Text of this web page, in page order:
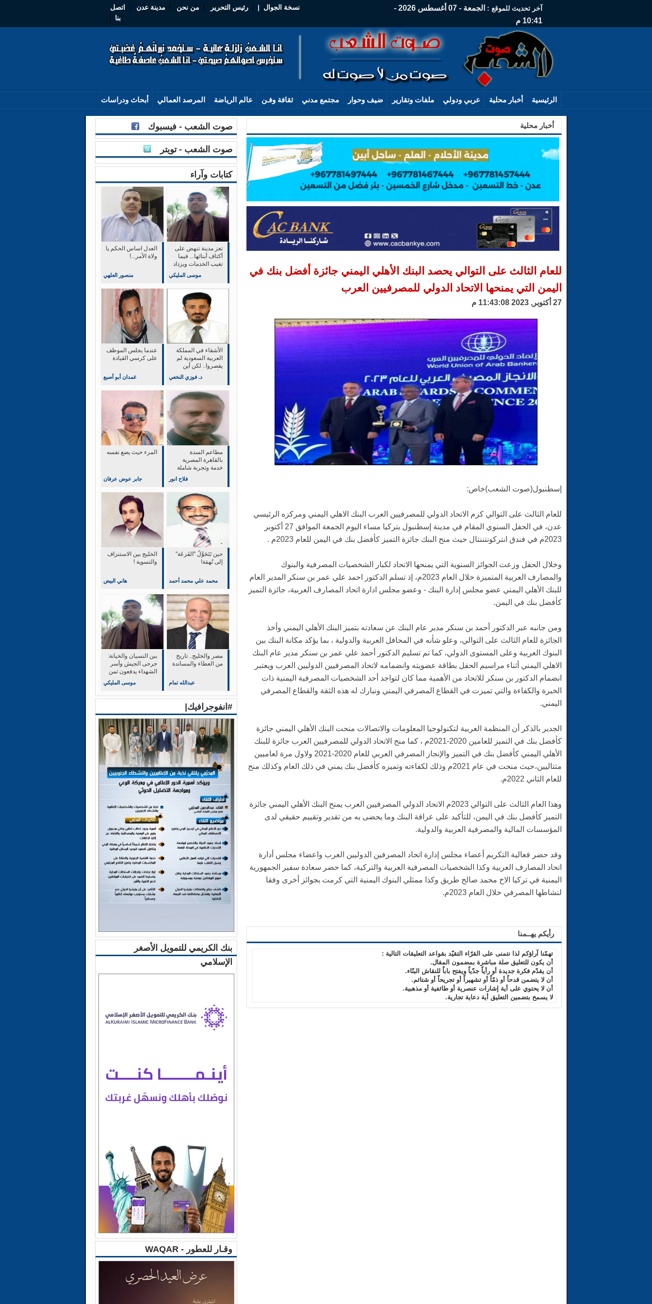
آخر تحديث للموقع :
الجمعة - 07 أغسطس 2026 -
10:41 م
نسخة الجوال | رئيس التحرير من نحن مدينة عدن
اتصل
بنا
الرئيسية أخبار محلية عربي ودولي ملفات وتقارير ضيف وحوار مجتمع مدني ثقافة وفـن عالم الرياضة المرصد العمالي أبحاث ودراسات
صوت الشعب - فيسبوك
صوت الشعب - تويتر
كتابات وآراء
العدل اساس الحكم يا
ولاة الأمر...!
منصور العلهي
تعز مدينة تنهض على
أكتاف أبنائها... فيما
تغيب الخدمات ويزداد
موسى المليكي
عندما يجلس الموظف
على كرسي القيادة
غمدان أبو أصبع
الأشقاء في المملكة
العربية السعودية لم
يقصروا.. لكن أين
د. فوزي النخعي
المرء حيث يضع نفسه
جابر عوض عرفان
مطاعم السدة
بالقاهرة المصرية
خدمة وتجربة شاملة
في التميز والابداعفلاح انور
‏الخليج بين الاستنزاف
والتسوية !
هاني البيض
حين تَتَحَوَّلُ "الفَزعَة"
إلى تُهمَة!
محمد علي محمد أحمد
بين النسيان والخيانة:
جرحى الجيش وأسر
الشهداء يدفعون ثمن
موسى المليكي
مصر والخليج.. تاريخ
من العطاء والمساندة
عبدالله تمام
#انفوجرافيك|
بنك الكريمي للتمويل الأصغر
الإسلامي
وقـار للعطور - WAQAR
أخبار محلية
للعام الثالث على التوالي يحصد البنك الأهلي اليمني جائزة أفضل بنك في
اليمن التي يمنحها الاتحاد الدولي للمصرفيين العرب
27 أكتوبر, 2023 11:43:08 م
إسطنبول(صوت الشعب)خاص:
للعام الثالث على التوالي كرم الاتحاد الدولي للمصرفيين العرب البنك الاهلي اليمني ومركزه الرئيسي
عدن، في الحفل السنوي المقام في مدينة إسطنبول بتركيا مساء اليوم الجمعة الموافق 27 أكتوبر
2023م في فندق انتركونتننتال حيث منح البنك جائزة التميز كأفضل بنك في اليمن للعام 2023م .
وخلال الحفل وزعت الجوائز السنوية التي يمنحها الاتحاد لكبار الشخصيات المصرفية والبنوك
والمصارف العربية المتميزة خلال العام 2023م، إذ تسلم الدكتور احمد علي عمر بن سنكر المدير العام
للبنك الأهلي اليمني عضو مجلس إدارة البنك - وعضو مجلس ادارة اتحاد المصارف العربية، جائزة التميز
كأفضل بنك في اليمن.
ومن جانبه عبر الدكتور أحمد بن سنكر مدير عام البنك عن سعادته بتميز البنك الأهلي اليمني وأخذ
الجائزة للعام الثالث على التوالي، وعلو شأنه في المحافل العربية والدولية ، بما يؤكد مكانة البنك بين
البنوك العربية وعلى المستوى الدولي، كما تم تسليم الدكتور أحمد علي عمر بن سنكر مدير عام البنك
الاهلي اليمني أثناء مراسيم الحفل بطاقة عضويته وانضمامه لاتحاد المصرفيين الدوليين العرب ويعتبر
انضمام الدكتور بن سنكر للاتحاد من الأهمية مما كان لتواجد أحد الشخصيات المصرفية اليمنية ذات
الخبرة والكفاءة والتي تميزت في القطاع المصرفي اليمني ونبارك له هذه الثقة والقطاع المصرفي
اليمني.
الجدير بالذكر أن المنظمة العربية لتكنولوجيا المعلومات والاتصالات منحت البنك الأهلي اليمني جائزة
كأفضل بنك في التميز للعامين 2020-2021م ، كما منح الاتحاد الدولي للمصرفيين العرب جائزة للبنك
الأهلي اليمني كأفضل بنك في التميز والإنجاز المصرفي العربي للعام 2020-2021 ولاول مرة لعاميين
متتاليين،حيث منحت في عام 2021م وذلك لكفاءته وتميزه كأفضل بنك يمني في ذلك العام وكذلك منح
للعام الثاني 2022م.
وهذا العام الثالث على التوالي 2023م الاتحاد الدولي المصرفيين العرب يمنح البنك الأهلي اليمني جائزة
التميز كأفضل بنك في اليمن، للتأكيد على عراقة البنك وما يحضى به من تقدير وتقييم حقيقي لدى
المؤسسات المالية والمصرفية العربية والدولية.
وقد حضر فعالية التكريم أعضاء مجلس إدارة اتحاد المصرفين الدوليين العرب واعضاء مجلس أدارة
اتحاد المصارف العربية وكذا الشخصيات المصرفية العربية والتركية، كما حضر سعادة سفير الجمهورية
اليمنية في تركيا الاخ محمد صالح طريق وكذا ممثلي البنوك اليمنية التي كرمت بجوائز أخرى وفقا
لنشاطها المصرفي خلال العام 2023م.
رأيكم يهــمنا
تهمّنا آراؤكم لذا نتمنى على القرّاء التقيّد بقواعد التعليقات التالية :
أن يكون للتعليق صلة مباشرة بمضمون المقال.
أن يقدّم فكرة جديدة أو رأياً جدّياً ويفتح باباً للنقاش البنّاء.
أن لا يتضمن قدحاً أو ذمّاً أو تشهيراً أو تجريحاً أو شتائم.
أن لا يحتوي على أية إشارات عنصرية أو طائفية أو مذهبية.
لا يسمح بتضمين التعليق أية دعاية تجارية.